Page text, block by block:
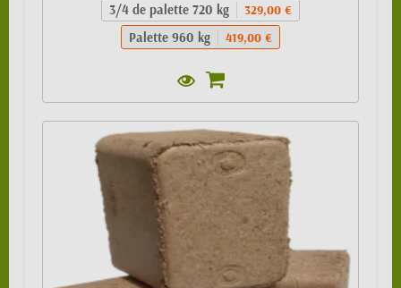
3/4 de palette 720 kg 329,00 €
Palette 960 kg 419,00 €